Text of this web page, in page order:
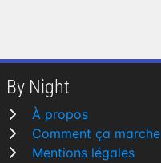
By Night
À propos
Comment ça marche
Mentions légales